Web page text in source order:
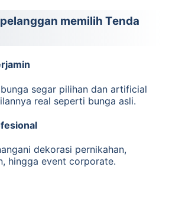
memilih Tenda
segar pilihan dan artificial
real seperti bunga asli.
dekorasi pernikahan,
hingga event corporate.